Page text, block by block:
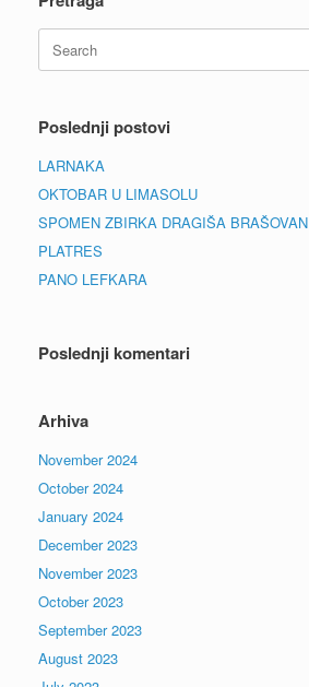
Search
for:
Poslednji postovi
LARNAKA
OKTOBAR U LIMASOLU
SPOMEN ZBIRKA DRAGIŠA BRAŠOVAN
PLATRES
PANO LEFKARA
Poslednji komentari
Arhiva
November 2024
October 2024
January 2024
December 2023
November 2023
October 2023
September 2023
August 2023